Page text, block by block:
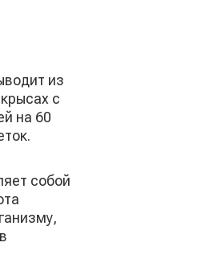
из
с
на 60
собой